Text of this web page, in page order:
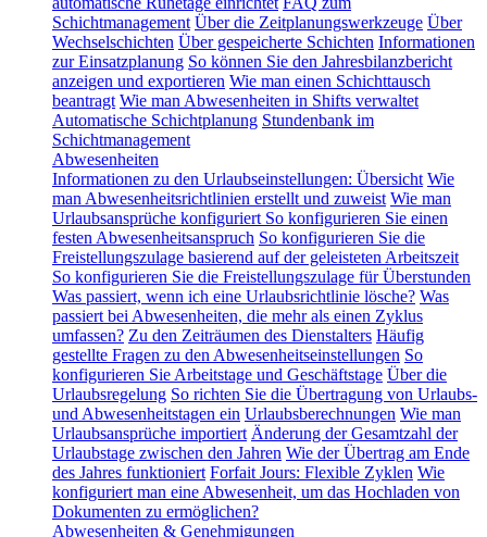
Schichtmanagement Über die Zeitplanungswerkzeuge Über
Wechselschichten Über gespeicherte Schichten Informationen
zur Einsatzplanung So können Sie den Jahresbilanzbericht
anzeigen und exportieren Wie man einen Schichttausch
beantragt Wie man Abwesenheiten in Shifts verwaltet
Automatische Schichtplanung Stundenbank im
Schichtmanagement
Abwesenheiten
Informationen zu den Urlaubseinstellungen: Übersicht Wie
man Abwesenheitsrichtlinien erstellt und zuweist Wie man
Urlaubsansprüche konfiguriert So konfigurieren Sie einen
festen Abwesenheitsanspruch So konfigurieren Sie die
Freistellungszulage basierend auf der geleisteten Arbeitszeit
So konfigurieren Sie die Freistellungszulage für Überstunden
Was passiert, wenn ich eine Urlaubsrichtlinie lösche? Was
passiert bei Abwesenheiten, die mehr als einen Zyklus
umfassen? Zu den Zeiträumen des Dienstalters Häufig
gestellte Fragen zu den Abwesenheitseinstellungen So
konfigurieren Sie Arbeitstage und Geschäftstage Über die
Urlaubsregelung So richten Sie die Übertragung von Urlaubs-
und Abwesenheitstagen ein Urlaubsberechnungen Wie man
Urlaubsansprüche importiert Änderung der Gesamtzahl der
Urlaubstage zwischen den Jahren Wie der Übertrag am Ende
des Jahres funktioniert Forfait Jours: Flexible Zyklen Wie
konfiguriert man eine Abwesenheit, um das Hochladen von
Dokumenten zu ermöglichen?
Abwesenheiten & Genehmigungen